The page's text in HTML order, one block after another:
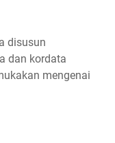
disusun
dan kordata
mengenai